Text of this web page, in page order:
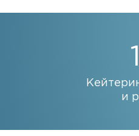
и